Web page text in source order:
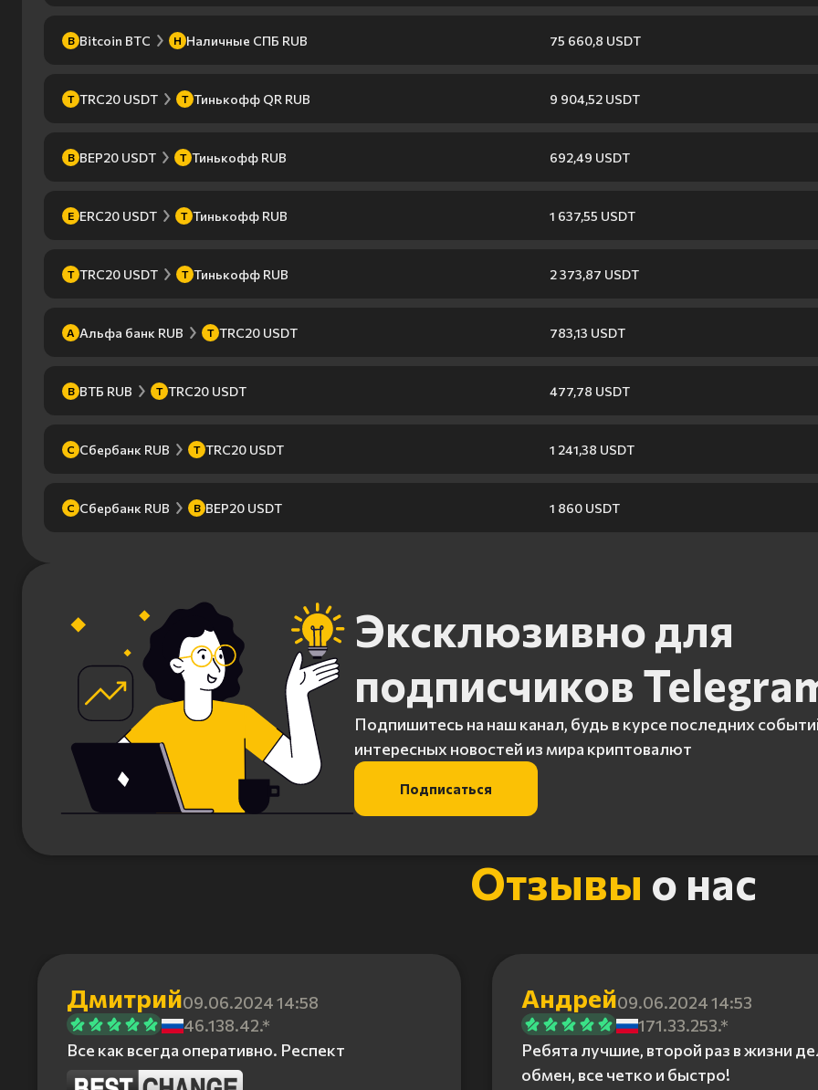
B Bitcoin BTC Н Наличные СПБ RUB 75 660,8 USDT
T TRC20 USDT Т Тинькофф QR RUB 9 904,52 USDT
B BEP20 USDT Т Тинькофф RUB 692,49 USDT
E ERC20 USDT Т Тинькофф RUB 1 637,55 USDT
T TRC20 USDT Т Тинькофф RUB 2 373,87 USDT
А Альфа банк RUB T TRC20 USDT 783,13 USDT
В ВТБ RUB T TRC20 USDT 477,78 USDT
С Сбербанк RUB T TRC20 USDT 1 241,38 USDT
С Сбербанк RUB B BEP20 USDT 1 860 USDT
Эксклюзивно для
подписчиков
Подпишитесь на наш канал, будь в курсе последних
интересных новостей из мира криптовалют
Подписаться
Отзывы о нас
Дмитрий09.06.2024 14:58
46.138.42.*
Все как всегда оперативно. Респект
Андрей09.06.2024 14:53
171.33.253.*
Ребята лучшие, второй раз в жизни
обмен, все четко и быстро!